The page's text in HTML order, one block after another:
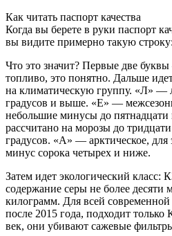
Как читать паспорт качества
Когда вы берете в руки паспорт
вы видите примерно такую
Что это значит? Первые две
топливо, это понятно. Дальше
на климатическую группу. «Л» —
градусов и выше. «Е» —
небольшие минусы до
рассчитано на морозы до
градусов. «А» — арктическое, для
минус сорока четырех и ниже.
Затем идет экологический
содержание серы не более десяти
килограмм. Для всей
после 2015 года, подходит
век, они убивают сажевые